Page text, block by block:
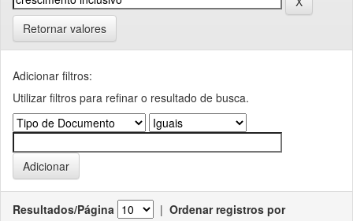
Retornar valores
Adicionar filtros:
Utilizar filtros para refinar o resultado de busca.
Resultados/Página | Ordenar registros por